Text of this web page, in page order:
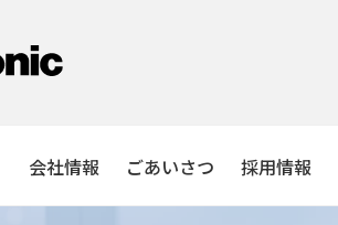
会社情報 ごあいさつ 採用情報